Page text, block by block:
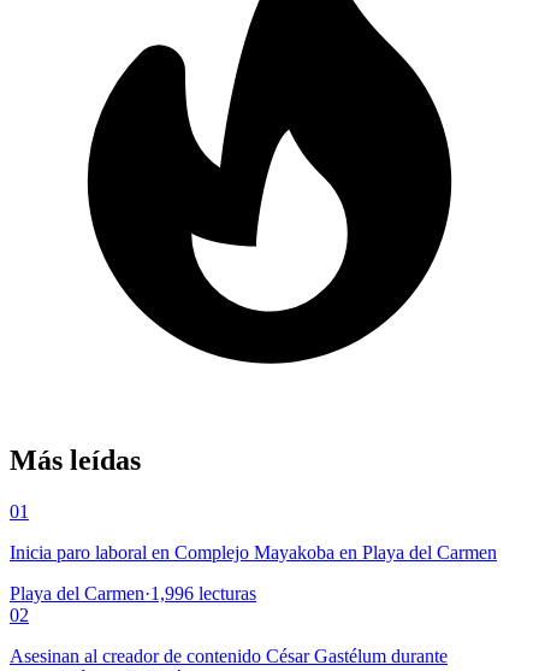
Más leídas
01
Inicia paro laboral en Complejo Mayakoba en Playa del Carmen
Playa del Carmen·1,996 lecturas
02
Asesinan al creador de contenido César Gastélum durante